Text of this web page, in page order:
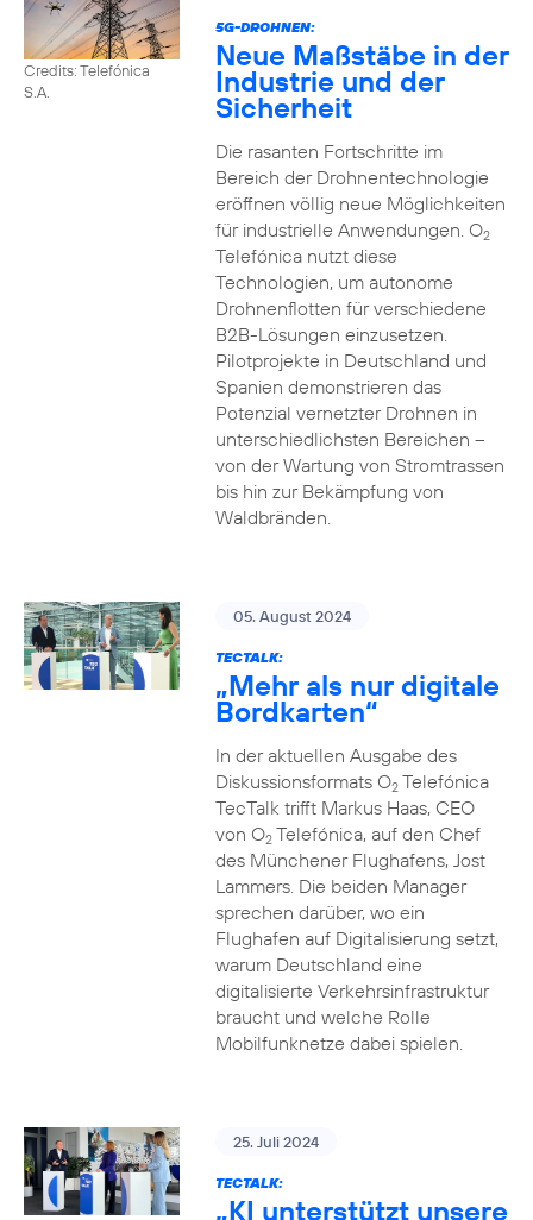
Credits: Telefónica
S.A.
5G-DROHNEN:
Neue Maßstäbe in der
Industrie und der
Sicherheit
Die rasanten Fortschritte im
Bereich der Drohnentechnologie
eröffnen völlig neue Möglichkeiten
für industrielle Anwendungen. O2
Telefónica nutzt diese
Technologien, um autonome
Drohnenflotten für verschiedene
B2B-Lösungen einzusetzen.
Pilotprojekte in Deutschland und
Spanien demonstrieren das
Potenzial vernetzter Drohnen in
unterschiedlichsten Bereichen –
von der Wartung von Stromtrassen
bis hin zur Bekämpfung von
Waldbränden.
05. August 2024
TECTALK:
„Mehr als nur digitale
Bordkarten“
In der aktuellen Ausgabe des
Diskussionsformats O2Telefónica
TecTalk trifft Markus Haas, CEO
von O2Telefónica, auf den Chef
des Münchener Flughafens, Jost
Lammers. Die beiden Manager
sprechen darüber, wo ein
Flughafen auf Digitalisierung setzt,
warum Deutschland eine
digitalisierte Verkehrsinfrastruktur
braucht und welche Rolle
Mobilfunknetze dabei spielen.
25. Juli 2024
TECTALK:
„KI unterstützt unsere